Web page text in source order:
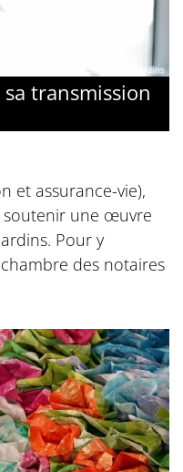
© Collège des Bernardins
transmission
et assurance-vie),
une œuvre
Pour y
des notaires